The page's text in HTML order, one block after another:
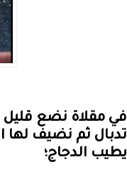
في مقلاة نضع قليل
تدبال ثم نضيف لها
يطيب الدجاج؛